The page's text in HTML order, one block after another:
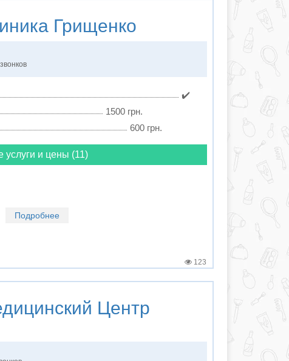
Грищенко
звонков
✔️
1500 грн.
600 грн.
услуги и цены (11)
Подробнее
123
Центр